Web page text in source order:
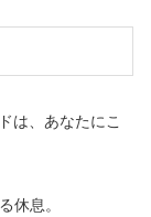
は、あなたにこ
休息。